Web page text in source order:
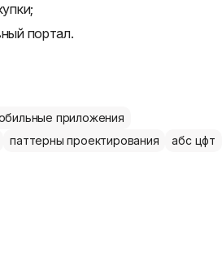
портал.
приложения
паттерны проектирования абс цфт